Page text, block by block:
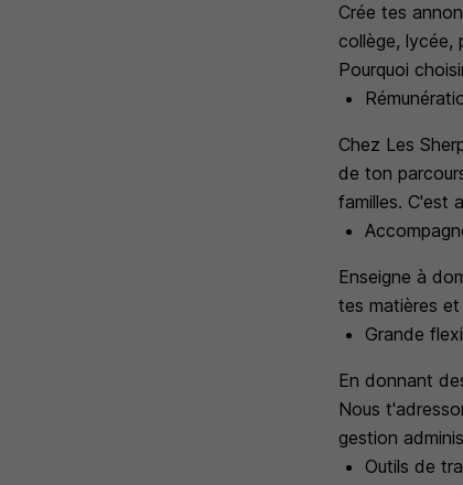
Crée tes
collège, lycée,
Pourquoi
Chez Les
de ton
familles. C'est
Enseigne à
tes matières et
Grande
En donnant
Nous
gestion
Outils de